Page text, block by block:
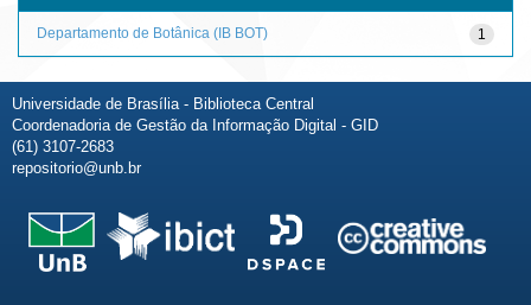
1
Departamento de Botânica (IB BOT)
Universidade de Brasília - Biblioteca Central
Coordenadoria de Gestão da Informação Digital - GID
(61) 3107-2683
repositorio@unb.br